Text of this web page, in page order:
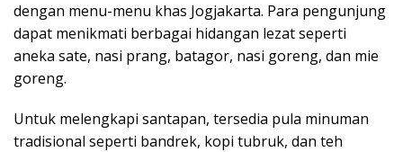
dengan menu-menu khas Jogjakarta. Para pengunjung
dapat menikmati berbagai hidangan lezat seperti
aneka sate, nasi prang, batagor, nasi goreng, dan mie
goreng.
Untuk melengkapi santapan, tersedia pula minuman
tradisional seperti bandrek, kopi tubruk, dan teh